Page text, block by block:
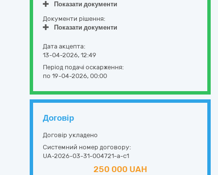
Показати документи
Документи рішення:
Показати документи
Дата акцепта:
13-04-2026, 12:49
Період подачі оскарження:
по 19-04-2026, 00:00
Договір
Договір укладено
Системний номер договору:
UA-2026-03-31-004721-a-c1
250 000 UAH